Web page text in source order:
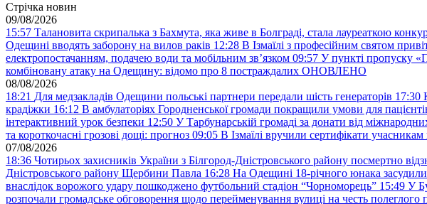
Стрічка новин
09/08/2026
15:57 Талановита скрипалька з Бахмута, яка живе в Болграді, стала лауреаткою
Одещині вводять заборону на вилов раків 12:28 В Ізмаїлі з професійним святом
електропостачанням, подачею води та мобільним звʼязком 09:57 У пункті пропуску
комбіновану атаку на Одещину: відомо про 8 постраждалих ОНОВЛЕНО
08/08/2026
18:21 Для медзакладів Одещини польські партнери передали шість генераторів 17:30
крадіжки 16:12 В амбулаторіях Городненської громади покращили умови для
інтерактивний урок безпеки 12:50 У Тарбунарській громаді за донати від
та короткочасні грозові дощі: прогноз 09:05 В Ізмаїлі вручили сертифікати
07/08/2026
18:36 Чотирьох захисників України з Білгород-Дністровського району посмертно
Дністровського району Щербини Павла 16:28 На Одещині 18-річного юнака засудили
внаслідок ворожого удару пошкоджено футбольний стадіон “Чорноморець” 15:49 У
розпочали громадське обговорення щодо перейменування вулиці на честь полеглого